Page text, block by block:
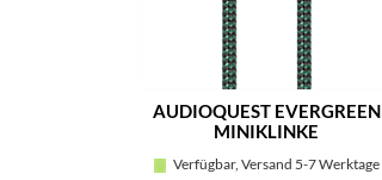
AUDIOQUEST EVERGREEN
MINIKLINKE
Verfügbar, Versand 5-7 Werktage